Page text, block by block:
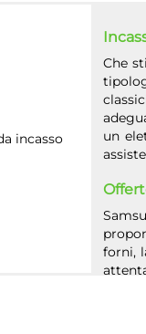
Che
un
forni,